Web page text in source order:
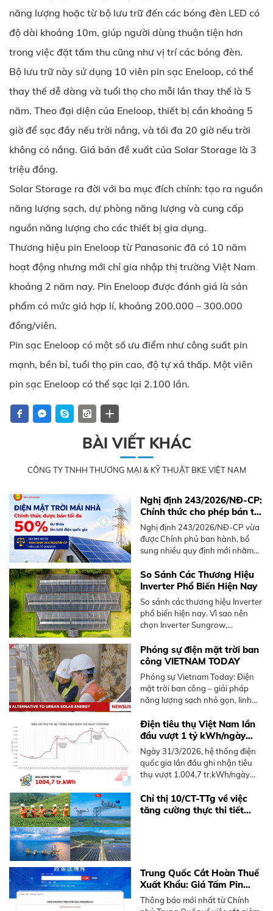
năng lượng hoặc từ bộ lưu trữ đến các bóng đèn LED có
độ dài khoảng 10m, giúp người dùng thuận tiện hơn
trong việc đặt tấm thu cũng như vị trí các bóng đèn.
Bộ lưu trữ này sử dụng 10 viên pin sạc Eneloop, có thể
thay thế dễ dàng và tuổi thọ cho mỗi lần thay thế là 5
năm. Theo đại diện của Eneloop, thiết bị cần khoảng 5
giờ để sạc đầy nếu trời nắng, và tối đa 20 giờ nếu trời
không có nắng. Giá bán đề xuất của Solar Storage là 3
triệu đồng.
Solar Storage ra đời với ba mục đích chính: tạo ra nguồn
năng lượng sạch, dự phòng năng lượng và cung cấp
nguồn năng lượng cho các thiết bị gia dụng.
Thương hiệu pin Eneloop từ Panasonic đã có 10 năm
hoạt động nhưng mới chỉ gia nhập thị trường Việt Nam
khoảng 2 năm nay. Pin Eneloop được đánh giá là sản
phẩm có mức giá hợp lí, khoảng 200.000 – 300.000
đồng/viên.
Pin sạc Eneloop có một số ưu điểm như công suất pin
mạnh, bền bỉ, tuổi thọ pin cao, độ tự xả thấp. Một viên
pin sạc Eneloop có thể sạc lại 2.100 lần.
BÀI VIẾT KHÁC
CÔNG TY TNHH THƯƠNG MẠI & KỸ THUẬT BKE VIỆT NAM
Nghị định 243/2026/NĐ-CP:
Chính thức cho phép bán tối
đa 50% điện mặt trời mái
nhà dư thừa
Nghị định 243/2026/NĐ-CP vừa
được Chính phủ ban hành, bổ
sung nhiều quy định mới nhằm
mái nhà, nổi bật là cơ chế bán
điện dư lên lưới.
So Sánh Các Thương Hiệu
Inverter Phổ Biến Hiện Nay
So sánh các thương hiệu Inverter
phổ biến hiện nay. Vì sao nên
chọn Inverter Sungrow,
từ BKE Solar.
Phóng sự điện mặt trời ban
công VIETNAM TODAY
Phóng sự Vietnam Today: Điện
mặt trời ban công – giải pháp
năng lượng sạch nhỏ gọn, linh
cư tại Việt Nam, không cần mái
nhà rộng.
Điện tiêu thụ Việt Nam lần
đầu vượt 1 tỷ kWh/ngày
năm 2026
Ngày 31/3/2026, hệ thống điện
quốc gia lần đầu ghi nhận tiêu
thụ vượt 1.004,7 tr.kWh/ngày
Tìm hiểu xu hướng và giải pháp
điện mặt trời mái nhà.
Chỉ thị 10/CT-TTg về việc
tăng cường thực thi tiết
Trung Quốc Cắt Hoàn Thuế
Xuất Khẩu: Giá Tấm Pin
Solar và BESS Sắp Tăng
Mạnh
Thông báo mới nhất từ Chính